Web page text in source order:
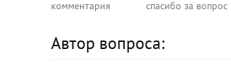
комментария
спасибо за вопрос
Автор вопроса: